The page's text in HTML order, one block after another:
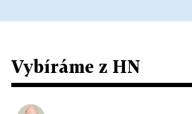
Vybíráme z HN